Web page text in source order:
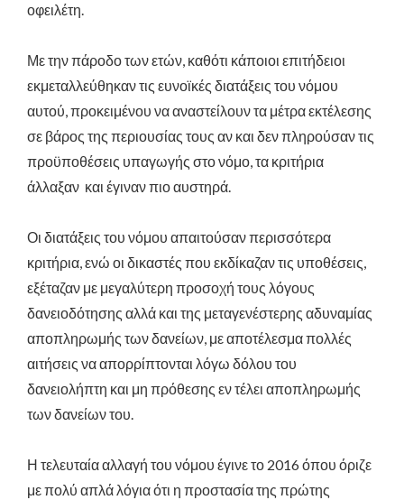
οφειλέτη.
Με την πάροδο των ετών, καθότι κάποιοι επιτήδειοι
εκμεταλλεύθηκαν τις ευνοϊκές διατάξεις του νόμου
αυτού, προκειμένου να αναστείλουν τα μέτρα εκτέλεσης
σε βάρος της περιουσίας τους αν και δεν πληρούσαν τις
προϋποθέσεις υπαγωγής στο νόμο, τα κριτήρια
άλλαξαν και έγιναν πιο αυστηρά.
Οι διατάξεις του νόμου απαιτούσαν περισσότερα
κριτήρια, ενώ οι δικαστές που εκδίκαζαν τις υποθέσεις,
εξέταζαν με μεγαλύτερη προσοχή τους λόγους
δανειοδότησης αλλά και της μεταγενέστερης αδυναμίας
αποπληρωμής των δανείων, με αποτέλεσμα πολλές
αιτήσεις να απορρίπτονται λόγω δόλου του
δανειολήπτη και μη πρόθεσης εν τέλει αποπληρωμής
των δανείων του.
Η τελευταία αλλαγή του νόμου έγινε το 2016 όπου όριζε
με πολύ απλά λόγια ότι η προστασία της πρώτης